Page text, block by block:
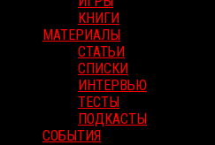
КНИГИ
МАТЕРИАЛЫ
СТАТЬИ
СПИСКИ
ИНТЕРВЬЮ
ТЕСТЫ
ПОДКАСТЫ
СОБЫТИЯ